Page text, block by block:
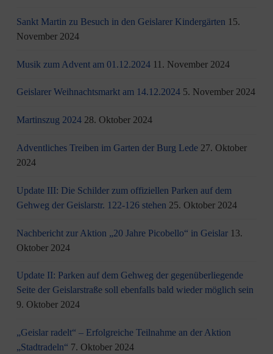
Sankt Martin zu Besuch in den Geislarer Kindergärten 15.
November 2024
Musik zum Advent am 01.12.2024 11. November 2024
Geislarer Weihnachtsmarkt am 14.12.2024 5. November 2024
Martinszug 2024 28. Oktober 2024
Adventliches Treiben im Garten der Burg Lede 27. Oktober
2024
Update III: Die Schilder zum offiziellen Parken auf dem
Gehweg der Geislarstr. 122-126 stehen 25. Oktober 2024
Nachbericht zur Aktion „20 Jahre Picobello“ in Geislar 13.
Oktober 2024
Update II: Parken auf dem Gehweg der gegenüberliegende
Seite der Geislarstraße soll ebenfalls bald wieder möglich sein
9. Oktober 2024
„Geislar radelt“ – Erfolgreiche Teilnahme an der Aktion
„Stadtradeln“ 7. Oktober 2024